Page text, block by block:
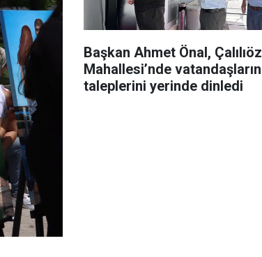
Başkan Ahmet Önal, Çalılıöz
Mahallesi’nde vatandaşların
taleplerini yerinde dinledi